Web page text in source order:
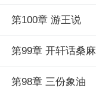
第100章 游王说
第99章 开轩话桑麻
第98章 三份象油